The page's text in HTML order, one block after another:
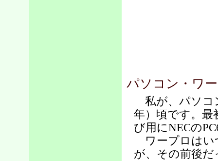
パソコン・ワ
私が、パソコ
年）頃です。最
び用にNECの
ワープロはい
が、その前後